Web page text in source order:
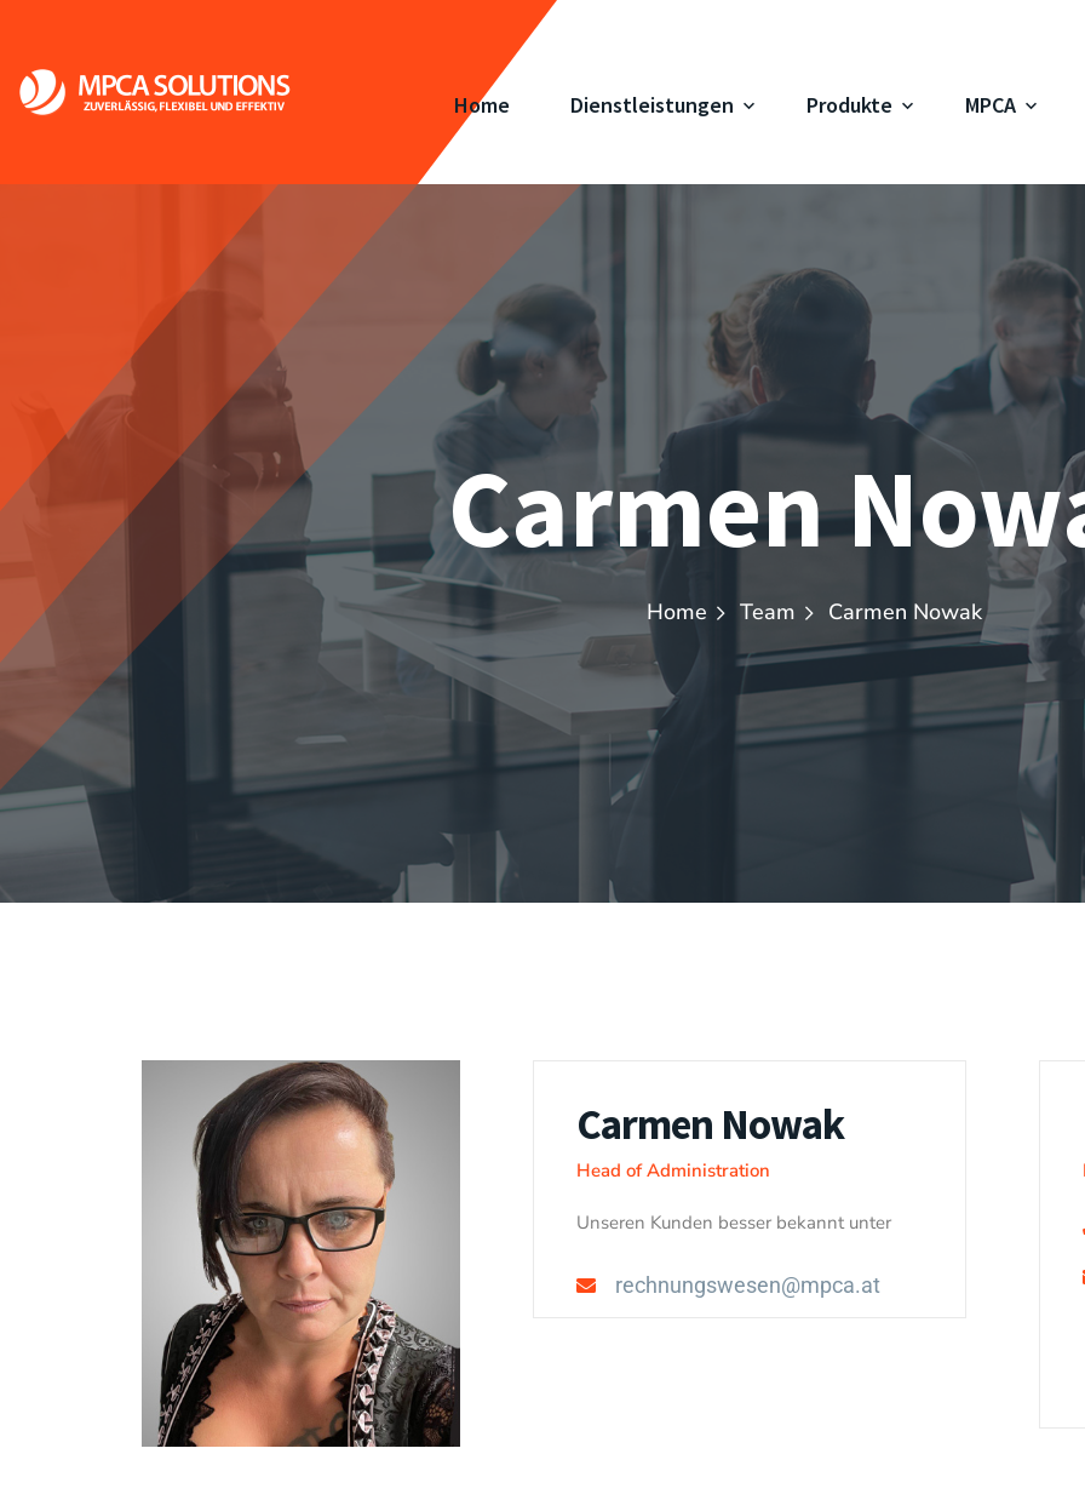
Home Dienstleistungen Produkte MPCA
Carmen
Home Team Carmen Nowak
Carmen Nowak
Head of Administration
Unseren Kunden besser bekannt unter
rechnungswesen@mpca.at